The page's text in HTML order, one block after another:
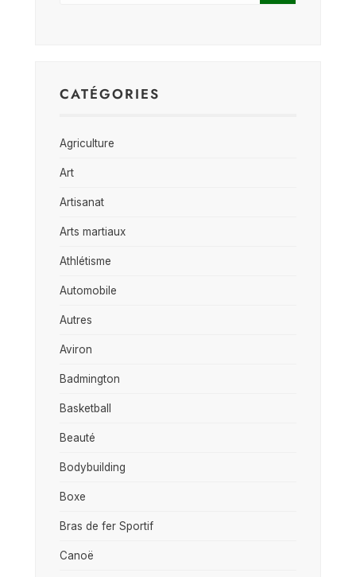
CATÉGORIES
Agriculture
Art
Artisanat
Arts martiaux
Athlétisme
Automobile
Autres
Aviron
Badmington
Basketball
Beauté
Bodybuilding
Boxe
Bras de fer Sportif
Canoë